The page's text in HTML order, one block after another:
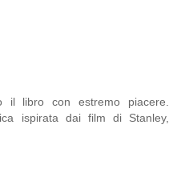
il libro con estremo piacere.
ispirata dai film di Stanley,